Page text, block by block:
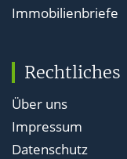
Immobilienbriefe
Rechtliches
Über uns
Impressum
Datenschutz